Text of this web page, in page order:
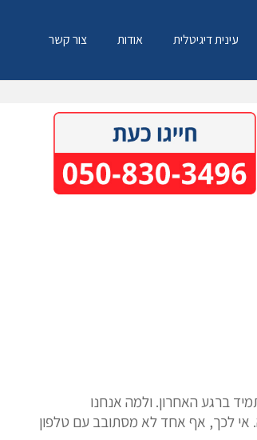
עינית דיגיטלית אודות צור קשר
ברגע האחרון. ולמה אנחנו
אי לכך, אף אחד לא מסתובב עם טלפון